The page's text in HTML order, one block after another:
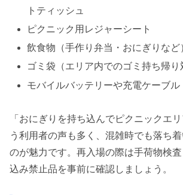
トティッシュ
ピクニック用レジャーシート
飲食物（手作り弁当・おにぎりなど
ゴミ袋（エリア内でのゴミ持ち帰り
モバイルバッテリーや充電ケーブル
「おにぎりを持ち込んでピクニックエ
う利用者の声も多く、混雑時でも落ち
のが魅力です。再入場の際は手荷物検
込み禁止品を事前に確認しましょう。